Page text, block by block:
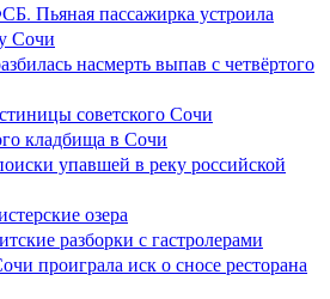
Пьяная пассажирка устроила
Сочи
насмерть выпав с четвёртого
советского Сочи
кладбища в Сочи
упавшей в реку российской
озера
разборки с гастролерами
проиграла иск о сносе ресторана